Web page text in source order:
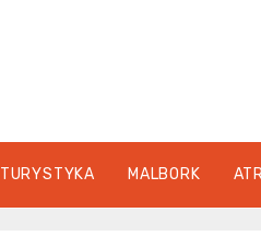
TURYSTYKA MALBORK